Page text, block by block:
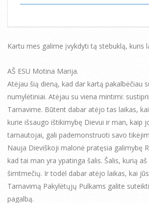
Kartu mes galime įvykdyti tą stebuklą, kuris
AŠ ESU Motina Marija.
Atėjau šią dieną, kad dar kartą pakalbėčiau
numylėtiniai. Atėjau su viena mintimi:
Tarnavime. Būtent dabar atėjo tas laikas,
kurie išsaugo ištikimybę Dievui ir man, kaip
tarnautojai, gali pademonstruoti savo
Nauja Dieviškoji malonė pratęsia galimybę
kad tai man yra ypatinga šalis. Šalis, kurią
šimtmečių. Ir todėl dabar atėjo laikas, kai
Tarnavimą Pakylėtųjų Pulkams galite
pagalbą.